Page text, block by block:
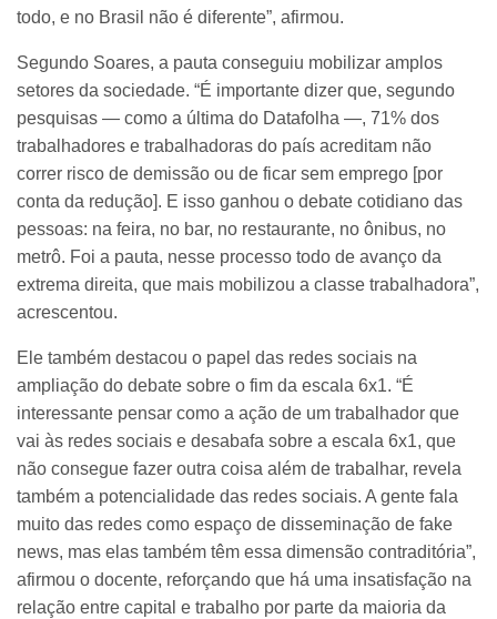
todo, e no Brasil não é diferente”, afirmou.
Segundo Soares, a pauta conseguiu mobilizar amplos
setores da sociedade. “É importante dizer que, segundo
pesquisas — como a última do Datafolha —, 71% dos
trabalhadores e trabalhadoras do país acreditam não
correr risco de demissão ou de ficar sem emprego [por
conta da redução]. E isso ganhou o debate cotidiano das
pessoas: na feira, no bar, no restaurante, no ônibus, no
metrô. Foi a pauta, nesse processo todo de avanço da
extrema direita, que mais mobilizou a classe trabalhadora”,
acrescentou.
Ele também destacou o papel das redes sociais na
ampliação do debate sobre o fim da escala 6x1. “É
interessante pensar como a ação de um trabalhador que
vai às redes sociais e desabafa sobre a escala 6x1, que
não consegue fazer outra coisa além de trabalhar, revela
também a potencialidade das redes sociais. A gente fala
muito das redes como espaço de disseminação de fake
news, mas elas também têm essa dimensão contraditória”,
afirmou o docente, reforçando que há uma insatisfação na
relação entre capital e trabalho por parte da maioria da